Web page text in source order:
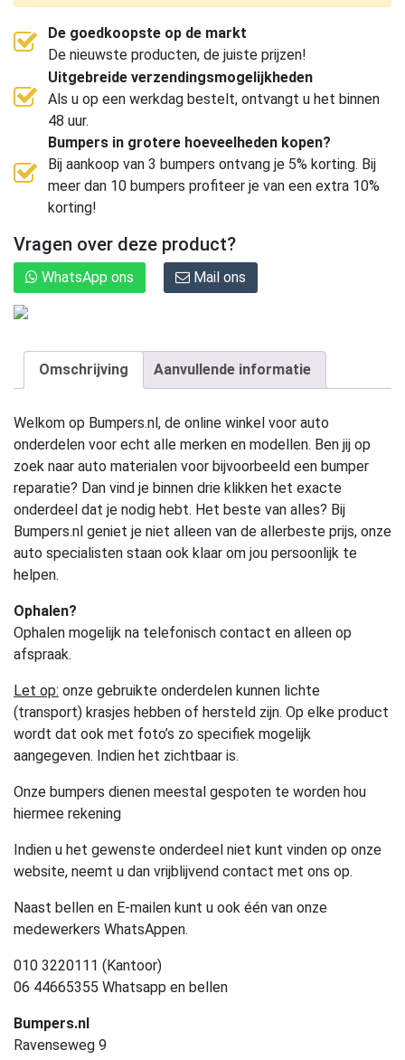
De goedkoopste op de markt
De nieuwste producten, de juiste prijzen!
Uitgebreide verzendingsmogelijkheden
Als u op een werkdag bestelt, ontvangt u het binnen
48 uur.
Bumpers in grotere hoeveelheden kopen?
Bij aankoop van 3 bumpers ontvang je 5% korting. Bij
meer dan 10 bumpers profiteer je van een extra 10%
korting!
Vragen over deze product?
WhatsApp ons Mail ons
Omschrijving Aanvullende informatie
Welkom op Bumpers.nl, de online winkel voor auto
onderdelen voor echt alle merken en modellen. Ben jij op
zoek naar auto materialen voor bijvoorbeeld een bumper
reparatie? Dan vind je binnen drie klikken het exacte
onderdeel dat je nodig hebt. Het beste van alles? Bij
Bumpers.nl geniet je niet alleen van de allerbeste prijs, onze
auto specialisten staan ook klaar om jou persoonlijk te
helpen.
Ophalen?
Ophalen mogelijk na telefonisch contact en alleen op
afspraak.
Let op: onze gebruikte onderdelen kunnen lichte
(transport) krasjes hebben of hersteld zijn. Op elke product
wordt dat ook met foto’s zo specifiek mogelijk
aangegeven. Indien het zichtbaar is.
Onze bumpers dienen meestal gespoten te worden hou
hiermee rekening
Indien u het gewenste onderdeel niet kunt vinden op onze
website, neemt u dan vrijblijvend contact met ons op.
Naast bellen en E-mailen kunt u ook één van onze
medewerkers WhatsAppen.
010 3220111 (Kantoor)
06 44665355 Whatsapp en bellen
Bumpers.nl
Ravenseweg 9